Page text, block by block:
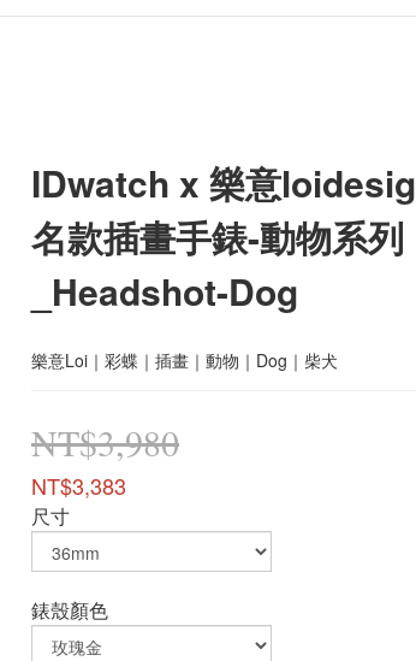
IDwatch x 樂意
名款插畫手錶-動物系列
_Headshot-Dog
樂意Loi｜彩蝶｜插畫｜動物｜Dog｜柴犬
NT$3,980
NT$3,383
尺寸
錶殼顏色